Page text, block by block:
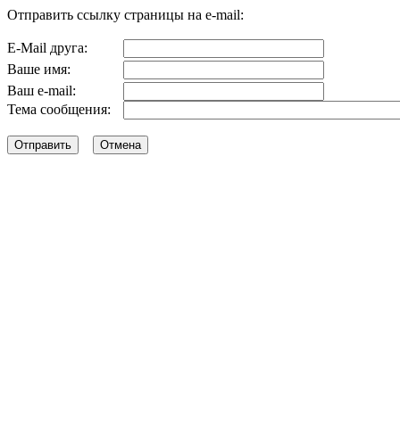
Отправить ссылку страницы на e-mail:
E-Mail друга:
Ваше имя:
Ваш e-mail:
Тема сообщения: